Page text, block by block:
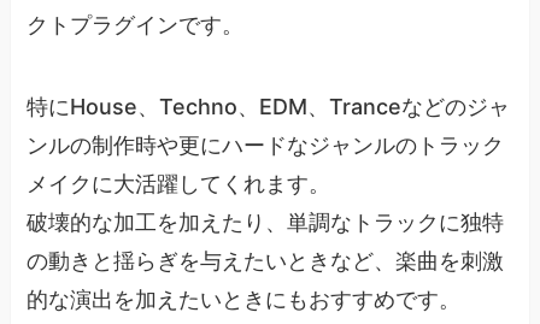
クトプラグインです。
特にHouse、Techno、EDM、Tranceなどのジャ
ンルの制作時や更にハードなジャンルのトラック
メイクに大活躍してくれます。
破壊的な加工を加えたり、単調なトラックに独特
の動きと揺らぎを与えたいときなど、楽曲を刺激
的な演出を加えたいときにもおすすめです。